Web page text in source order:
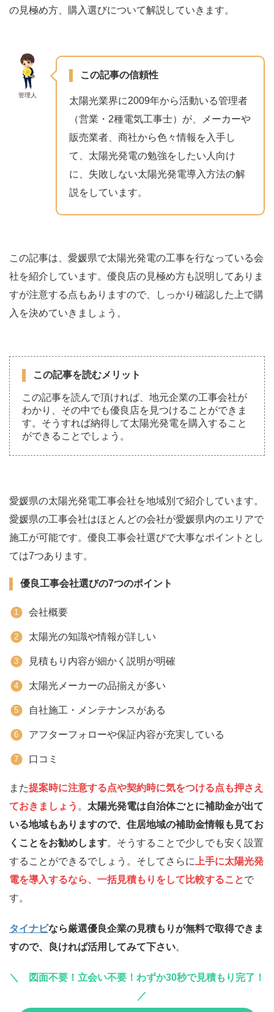
の見極め方、購入選びについて解説していきます。
管理人
この記事の信頼性
太陽光業界に2009年から活動いる管理者
（営業・2種電気工事士）が、メーカーや
販売業者、商社から色々情報を入手し
て、太陽光発電の勉強をしたい人向け
に、失敗しない太陽光発電導入方法の解
説をしています。
この記事は、愛媛県で太陽光発電の工事を行なっている会
社を紹介しています。優良店の見極め方も説明してありま
すが注意する点もありますので、しっかり確認した上で購
入を決めていきましょう。
この記事を読むメリット
この記事を読んで頂ければ、地元企業の工事会社が
わかり、その中でも優良店を見つけることができま
す。そうすれば納得して太陽光発電を購入すること
ができることでしょう。
愛媛県の太陽光発電工事会社を地域別で紹介しています。
愛媛県の工事会社はほとんどの会社が愛媛県内のエリアで
施工が可能です。優良工事会社選びで大事なポイントとし
ては7つあります。
優良工事会社選びの7つのポイント
会社概要
太陽光の知識や情報が詳しい
見積もり内容が細かく説明が明確
太陽光メーカーの品揃えが多い
自社施工・メンテナンスがある
アフターフォローや保証内容が充実している
口コミ
また提案時に注意する点や契約時に気をつける点も押さえ
ておきましょう 。 太陽光発電は自治体ごとに補助金が出て
いる地域もありますので、住居地域の補助金情報も見てお
くことをお勧めします。そうすることで少しでも安く設置
することができるでしょう。そしてさらに
上手に太陽光発
電を導入するなら、一括見積もりをして比較することで
す。
タイナビなら厳選優良企業の見積もりが無料で取得できま
すので、良ければ活用してみて下さい。
図面不要！立会い不要！わずか30秒で見積もり完了！